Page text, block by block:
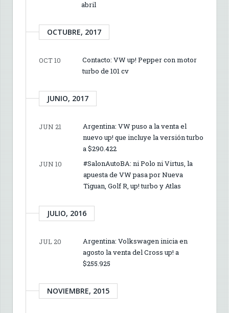
abril
OCTUBRE, 2017
OCT 10
Contacto: VW up! Pepper con motor
turbo de 101 cv
JUNIO, 2017
JUN 21
Argentina: VW puso a la venta el
nuevo up! que incluye la versión turbo
a $290.422
JUN 10
#SalonAutoBA: ni Polo ni Virtus, la
apuesta de VW pasa por Nueva
Tiguan, Golf R, up! turbo y Atlas
JULIO, 2016
JUL 20
Argentina: Volkswagen inicia en
agosto la venta del Cross up! a
$255.925
NOVIEMBRE, 2015